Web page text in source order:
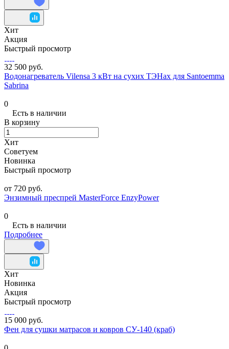
Хит
Акция
Быстрый просмотр
32 500 руб.
Водонагреватель Vilensa 3 кВт на сухих ТЭНах для Santoemma
Sabrina
0
Есть в наличии
В корзину
Хит
Советуем
Новинка
Быстрый просмотр
от 720 руб.
Энзимный преспрей MasterForce EnzyPower
0
Есть в наличии
Подробнее
Хит
Новинка
Акция
Быстрый просмотр
15 000 руб.
Фен для сушки матрасов и ковров СУ-140 (краб)